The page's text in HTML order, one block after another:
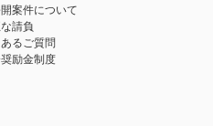
案件について
請負
るご質問
励金制度